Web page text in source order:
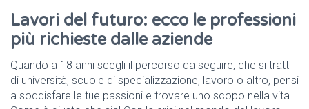
Lavori del futuro: ecco le professioni
più richieste dalle aziende
Quando a 18 anni scegli il percorso da seguire, che si tratti
di università, scuole di specializzazione, lavoro o altro, pensi
a soddisfare le tue passioni e trovare uno scopo nella vita.